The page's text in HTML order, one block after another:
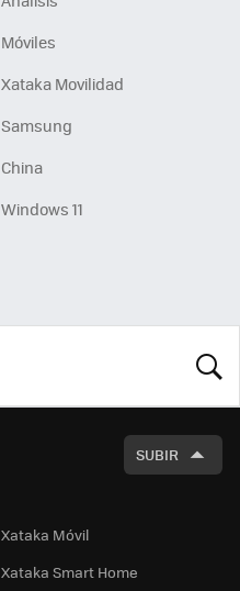
Móviles
Xataka Movilidad
Samsung
China
Windows 11
SUBIR
Xataka Móvil
Xataka Smart Home